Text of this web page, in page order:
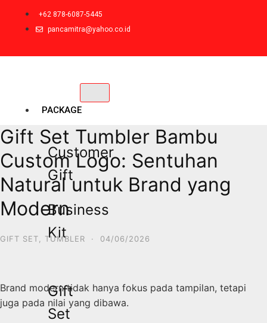
+62 878-6087-5445
pancamitra@yahoo.co.id
PACKAGE
Customer
Gift
Business
Kit
Gift
Set
Gift Set Tumbler Bambu
Custom Logo: Sentuhan
Natural untuk Brand yang
Modern
GIFT SET TUMBLER · 04/06/2026
Brand modern tidak hanya fokus pada tampilan, tetapi
juga pada nilai yang dibawa.